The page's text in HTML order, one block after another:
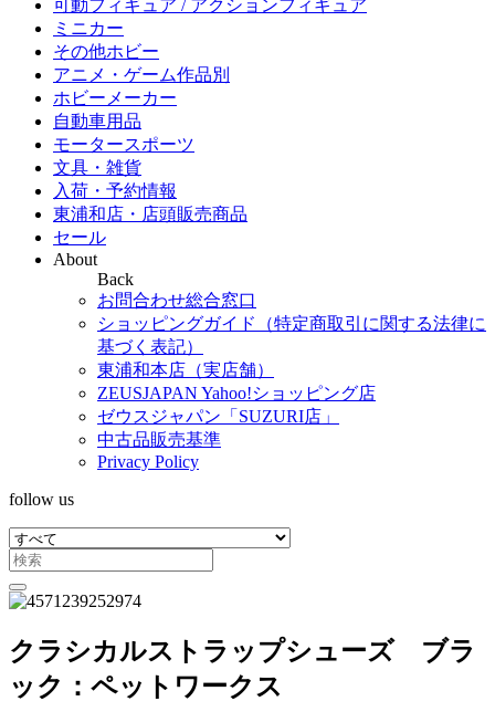
可動フィギュア / アクションフィギュア
ミニカー
その他ホビー
アニメ・ゲーム作品別
ホビーメーカー
自動車用品
モータースポーツ
文具・雑貨
入荷・予約情報
東浦和店・店頭販売商品
セール
About
Back
お問合わせ総合窓口
ショッピングガイド（特定商取引に関する法律に
基づく表記）
東浦和本店（実店舗）
ZEUSJAPAN Yahoo!ショッピング店
ゼウスジャパン「SUZURI店」
中古品販売基準
Privacy Policy
follow us
クラシカルストラップシューズ ブラ
ック：ペットワークス